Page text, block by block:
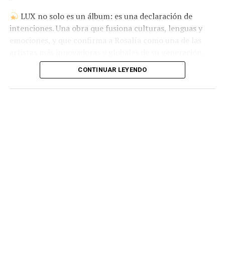
LUX no solo es un álbum: es una declaración de
intenciones. Una obra que fusiona culturas, lenguas y
CONTINUAR LEYENDO